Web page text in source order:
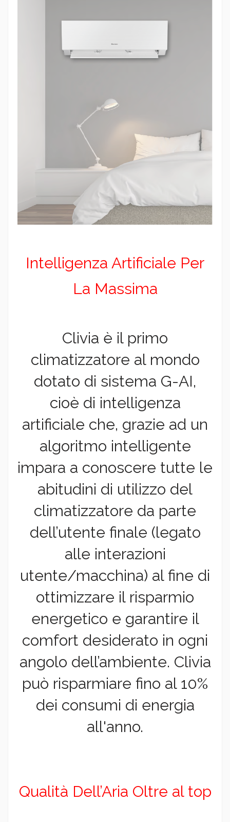
Intelligenza Artificiale Per
La Massima
Clivia è il primo
climatizzatore al mondo
dotato di sistema G-AI,
cioè di intelligenza
artificiale che, grazie ad un
algoritmo intelligente
impara a conoscere tutte le
abitudini di utilizzo del
climatizzatore da parte
dell’utente finale (legato
alle interazioni
utente/macchina) al fine di
ottimizzare il risparmio
energetico e garantire il
comfort desiderato in ogni
angolo dell’ambiente. Clivia
può risparmiare fino al 10%
dei consumi di energia
all'anno.
Qualità Dell’Aria Oltre al top